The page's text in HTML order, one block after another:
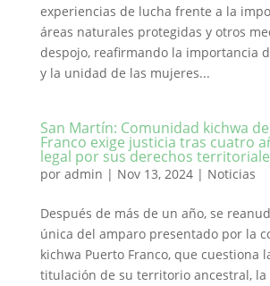
experiencias de lucha frente a la
áreas naturales protegidas y otros
despojo, reafirmando la importancia
y la unidad de las mujeres...
San Martín: Comunidad kichwa
Franco exige justicia tras cuatro
legal por sus derechos
por admin | Nov 13, 2024| Noticias
Después de más de un año, se
única del amparo presentado por la
kichwa Puerto Franco, que cuestiona
titulación de su territorio ancestral, la